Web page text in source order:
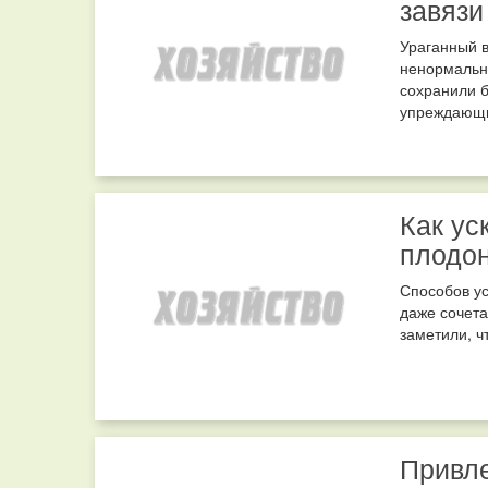
завязи
Ураганный
сохранили
Как
Способов
даже
заметили,